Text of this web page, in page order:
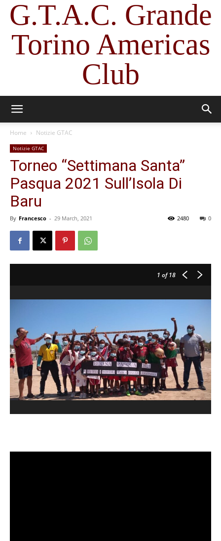
G.T.A.C. Grande
Torino Americas
Club
Home Notizie GTAC
Notizie GTAC
Torneo “Settimana Santa”
Pasqua 2021 Sull’Isola Di
Baru
By Francesco - 29 March, 2021 0
2480
1 of 18